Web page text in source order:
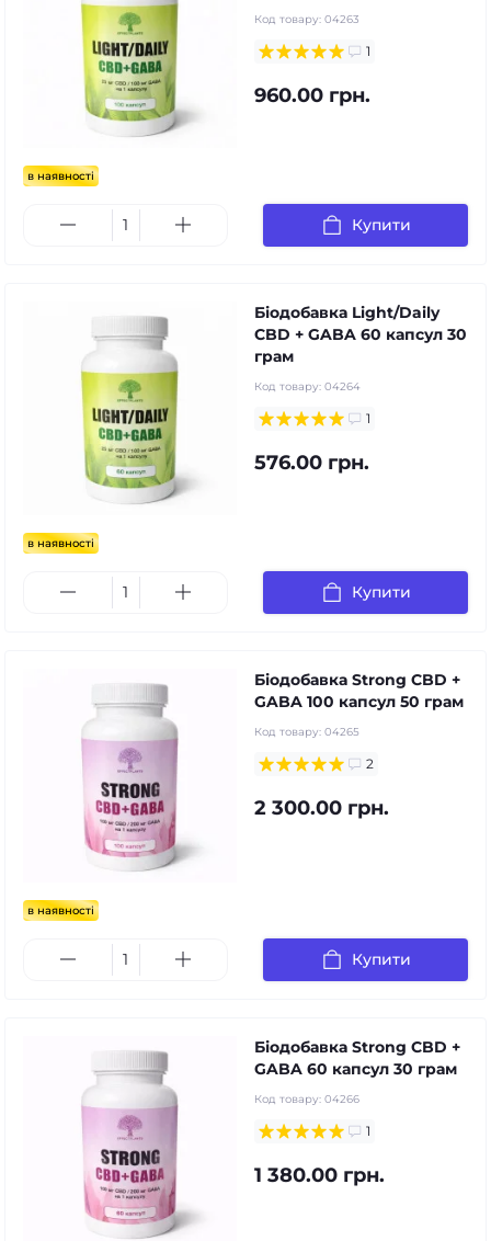
в наявності
Код товару: 04263
1
960.00 грн.
Купити
в наявності
Біодобавка Light/Daily
CBD + GABA 60 капсул 30
грам
Код товару: 04264
1
576.00 грн.
Купити
в наявності
Біодобавка Strong CBD +
GABA 100 капсул 50 грам
Код товару: 04265
2
2 300.00 грн.
Купити
Біодобавка Strong CBD +
GABA 60 капсул 30 грам
Код товару: 04266
1
1 380.00 грн.